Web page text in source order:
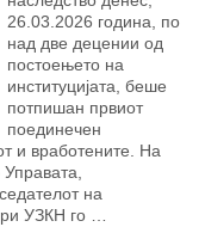
26.03.2026 година, по
над две децении од
постоењето на
институцијата, беше
потпишан првиот
поединечен
и вработените. На
на
УЗКН го …